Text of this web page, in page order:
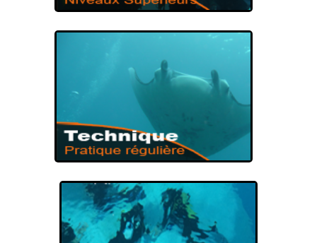
FORMATION DE
PLONGÉE
NIVEAUX DE PLONGÉE
VOUS PRÉPAREZ